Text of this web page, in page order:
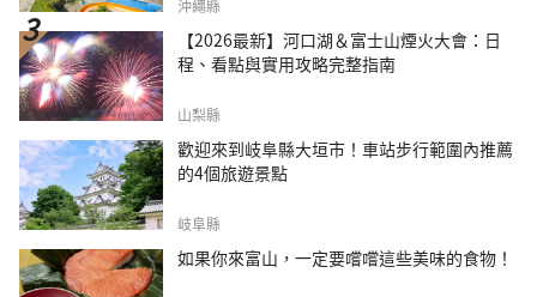
沖繩縣
【2026最新】河口湖＆富士山煙火大會：日
程、看點與實用攻略完整指南
山梨縣
歡迎來到岐阜縣大垣市！車站步行範圍內推薦
的4個旅遊景點
岐阜縣
如果你來富山，一定要嚐嚐這些美味的食物！